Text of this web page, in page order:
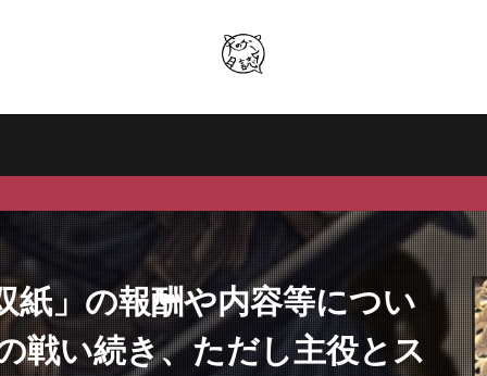
紙」の報酬や内容等につい
戦い続き、ただし主役とス